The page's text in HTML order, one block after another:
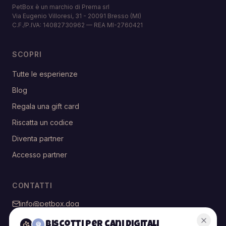
PetBox è un marchio di Prema srl
Via Eugenio Villoresi, 31 - 20091 Bresso (MI)
C.F./P.IVA: 14082730962 — REA MI-2760421
SCOPRI
Tutte le esperienze
Blog
Regala una gift card
Riscatta un codice
Diventa partner
Accesso partner
CONTATTI
info@petbox.dog
@petbox.dog
🍪